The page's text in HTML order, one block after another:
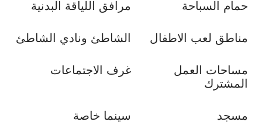
حمام السباحة مرافق اللياقة البدنية
مناطق لعب الاطفال الشاطئ ونادي الشاطئ
مساحات العمل
المشترك
غرف الاجتماعات
مسجد سينما خاصة